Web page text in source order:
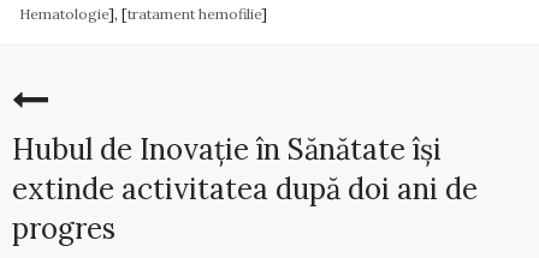
Hematologie], [tratament hemofilie]
Hubul de Inovație în Sănătate își
extinde activitatea după doi ani de
progres